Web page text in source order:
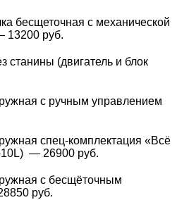
бесщеточная с механической
13200 руб.
станины (двигатель и блок
с ручным управлением
спец-комплектация «Всё
— 26900 руб.
с бесщёточным
руб.